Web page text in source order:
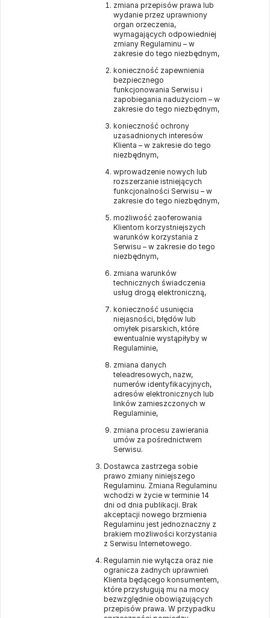
zmiana przepisów prawa lub
wydanie przez uprawniony
organ orzeczenia,
wymagających odpowiedniej
zmiany Regulaminu – w
zakresie do tego niezbędnym,
konieczność zapewnienia
bezpiecznego
funkcjonowania Serwisu i
zapobiegania nadużyciom – w
zakresie do tego niezbędnym,
konieczność ochrony
uzasadnionych interesów
Klienta – w zakresie do tego
niezbędnym,
wprowadzenie nowych lub
rozszerzanie istniejących
funkcjonalności Serwisu – w
zakresie do tego niezbędnym,
możliwość zaoferowania
Klientom korzystniejszych
warunków korzystania z
Serwisu – w zakresie do tego
niezbędnym,
zmiana warunków
technicznych świadczenia
usług drogą elektroniczną,
konieczność usunięcia
niejasności, błędów lub
omyłek pisarskich, które
ewentualnie wystąpiłyby w
Regulaminie,
zmiana danych
teleadresowych, nazw,
numerów identyfikacyjnych,
adresów elektronicznych lub
linków zamieszczonych w
Regulaminie,
zmiana procesu zawierania
umów za pośrednictwem
Serwisu.
Dostawca zastrzega sobie
prawo zmiany niniejszego
Regulaminu. Zmiana Regulaminu
wchodzi w życie w terminie 14
dni od dnia publikacji. Brak
akceptacji nowego brzmienia
Regulaminu jest jednoznaczny z
brakiem możliwości korzystania
z Serwisu Internetowego.
Regulamin nie wyłącza oraz nie
ogranicza żadnych uprawnień
Klienta będącego konsumentem,
które przysługują mu na mocy
bezwzględnie obowiązujących
przepisów prawa. W przypadku